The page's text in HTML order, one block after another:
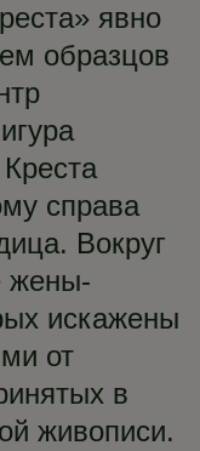
явно
образцов
справа
Вокруг
жены-
искажены
от
в
живописи.